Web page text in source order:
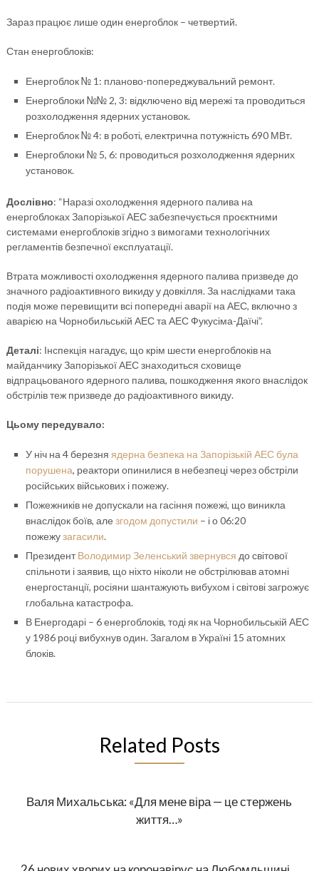
Зараз працює лише один енергоблок – четвертий.
Стан енергоблоків:
Енергоблок № 1: планово-попереджувальний ремонт.
Енергоблоки №№ 2, 3: відключено від мережі та проводиться
розхолодження ядерних установок.
Енергоблок № 4: в роботі, електрична потужність 690 МВт.
Енергоблоки № 5, 6: проводиться розхолодження ядерних
установок.
Дослівно: “Наразі охолодження ядерного палива на
енергоблоках Запорізької АЕС забезпечується проєктними
системами енергоблоків згідно з вимогами технологічних
регламентів безпечної експлуатації.
Втрата можливості охолодження ядерного палива призведе до
значного радіоактивного викиду у довкілля. За наслідками така
подія може перевищити всі попередні аварії на АЕС, включно з
аварією на Чорнобильській АЕС та АЕС Фукусіма-Даїчі”.
Деталі: Інспекція нагадує, що крім шести енергоблоків на
майданчику Запорізької АЕС знаходиться сховище
відпрацьованого ядерного палива, пошкодження якого внаслідок
обстрілів теж призведе до радіоактивного викиду.
Цьому передувало:
У ніч на 4 березня ядерна безпека на Запорізькій АЕС була
порушена, реактори опинилися в небезпеці через обстріли
російських військових і пожежу.
Пожежників не допускали на гасіння пожежі, що виникла
внаслідок боїв, але згодом допустили – і о 06:20
пожежузагасили.
ПрезидентВолодимир Зеленський звернувся до світової
спільноти і заявив, що ніхто ніколи не обстрілював атомні
енергостанції, росіяни шантажують вибухом і світові загрожує
глобальна катастрофа.
В Енергодарі – 6 енергоблоків, тоді як на Чорнобильській АЕС
у 1986 році вибухнув один. Загалом в Україні 15 атомних
блоків.
Related Posts
Валя Михальська: «Для мене віра — це стержень
життя…»